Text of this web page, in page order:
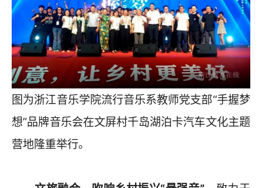
图为浙江音乐学院流行音乐系教师党支部“手握梦
想”品牌音乐会在文屏村千岛湖泊卡汽车文化主题
营地隆重举行。